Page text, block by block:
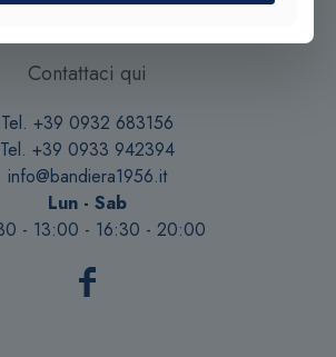
Contattaci qui
Tel. +39 0932 683156
Tel. +39 0933 942394
info@bandiera1956.it
Lun - Sab
- 13:00 - 16:30 - 20:00